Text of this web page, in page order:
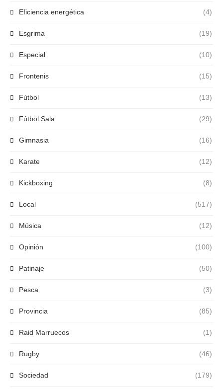
Eficiencia energética (4)
Esgrima (19)
Especial (10)
Frontenis (15)
Fútbol (13)
Fútbol Sala (29)
Gimnasia (16)
Karate (12)
Kickboxing (8)
Local (517)
Música (12)
Opinión (100)
Patinaje (50)
Pesca (3)
Provincia (85)
Raid Marruecos (1)
Rugby (46)
Sociedad (179)